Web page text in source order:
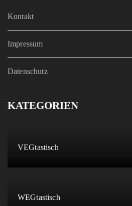
Kontakt
Impressum
Datenschutz
KATEGORIEN
VEGtastisch
WEGtastisch